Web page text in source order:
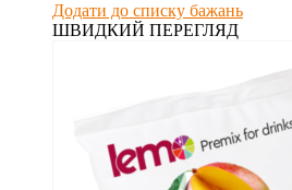
Додати до списку бажань
ШВИДКИЙ ПЕРЕГЛЯД